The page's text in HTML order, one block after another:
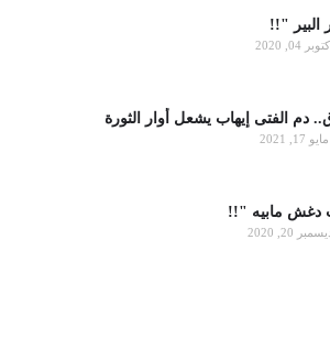
البير "!!
04, 2020
دم الفتى إيهاب يشعل أوار الثورة
2021
دغش مابيه "!!
20, 2020